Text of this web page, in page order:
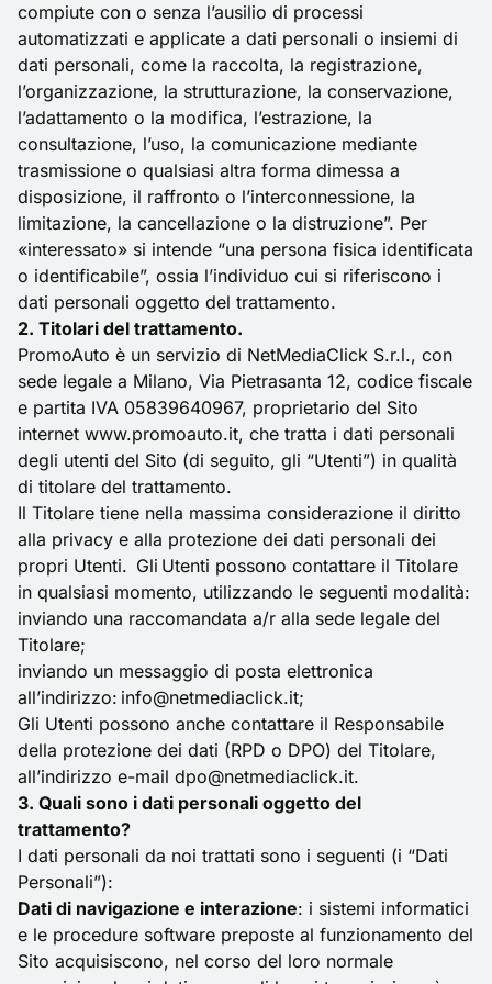
compiute con o senza l’ausilio di processi
automatizzati e applicate a dati personali o insiemi di
dati personali, come la raccolta, la registrazione,
l’organizzazione, la strutturazione, la conservazione,
l’adattamento o la modifica, l’estrazione, la
consultazione, l’uso, la comunicazione mediante
trasmissione o qualsiasi altra forma dimessa a
disposizione, il raffronto o l’interconnessione, la
limitazione, la cancellazione o la distruzione”. Per
«interessato» si intende “una persona fisica identificata
o identificabile”, ossia l’individuo cui si riferiscono i
dati personali oggetto del trattamento.
2. Titolari del trattamento.
PromoAuto è un servizio di NetMediaClick S.r.l., con
sede legale a Milano, Via Pietrasanta 12, codice fiscale
e partita IVA 05839640967, proprietario del Sito
internet www.promoauto.it, che tratta i dati personali
degli utenti del Sito (di seguito, gli “Utenti”) in qualità
di titolare del trattamento.
Il Titolare tiene nella massima considerazione il diritto
alla privacy e alla protezione dei dati personali dei
propri Utenti. Gli Utenti possono contattare il Titolare
in qualsiasi momento, utilizzando le seguenti modalità:
inviando una raccomandata a/r alla sede legale del
Titolare;
inviando un messaggio di posta elettronica
all’indirizzo: info@netmediaclick.it;
Gli Utenti possono anche contattare il Responsabile
della protezione dei dati (RPD o DPO) del Titolare,
all’indirizzo e-mail dpo@netmediaclick.it.
3. Quali sono i dati personali oggetto del
trattamento?
I dati personali da noi trattati sono i seguenti (i “Dati
Personali”):
Dati di navigazione e interazione: i sistemi informatici
e le procedure software preposte al funzionamento del
Sito acquisiscono, nel corso del loro normale